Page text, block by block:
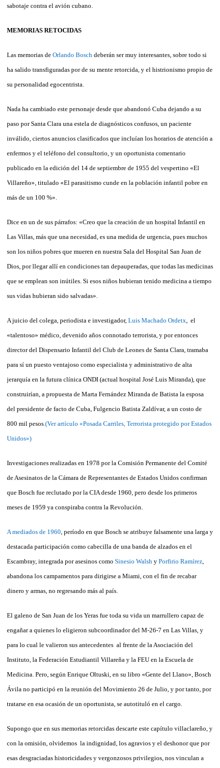
sabotaje contra el avión cubano.
MEMORIAS RETOCIDAS
Las memorias de Orlando Bosch deberán ser muy interesantes, sobre todo si
ha salido transfiguradas por de su mente retorcida, y el histrionismo propio de
su personalidad egocentrista.
Nada ha cambiado este personaje desde que abandonó Cuba dejando a su
paso por Santa Clara una estela de diagnósticos confusos, un paciente
inválido, ciertos anuncios clasificados que incluían los horarios de atención a
enfermos y el teléfono del consultorio, y un oportunista comentario
publicado en la edición del 14 de septiembre de 1955 del vespertino «El
Villareño», titulado «El parasitismo cunde en la población infantil pobre en
más de un 100 %».
Dice en un de sus párrafos: «Creo que la creación de un hospital Infantil en
Las Villas, más que una necesidad, es una medida de urgencia, pues muchos
son los niños pobres que mueren en nuestra Sala del Hospital San Juan de
Dios, por llegar allí en condiciones tan depauperadas, que todas las medicinas
que se emplean son inútiles. Si esos niños hubieran tenido medicina a tiempo
sus vidas hubieran sido salvadas».
A juicio del colega, periodista e investigador, Luis Machado Ordetx , el
«talentoso» médico, devenido años connotado terrorista, y por entonces
director del Dispensario Infantil del Club de Leones de Santa Clara, tramaba
para sí un puesto ventajoso como especialista y administrativo de alta
jerarquía en la futura clínica ONDI (actual hospital José Luis Miranda), que
construirían, a propuesta de Marta Fernández Miranda de Batista la esposa
del presidente de facto de Cuba, Fulgencio Batista Zaldívar, a un costo de
800 mil pesos .(Ver artículo «Posada Carriles, Terrorista protegido por Estados
Unidos»)
Investigaciones realizadas en 1978 por la Comisión Permanente del Comité
de Asesinatos de la Cámara de Representantes de Estados Unidos confirman
que Bosch fue reclutado por la CIA desde 1960, pero desde los primeros
meses de 1959 ya conspiraba contra la Revolución.
A mediados de 1960 , período en que Bosch se atribuye falsamente una larga y
destacada participación como cabecilla de una banda de alzados en el
Escambray, integrada por asesinos como Sinesio Walsh y Porfirio Ramírez
abandona los campamentos para dirigirse a Miami, con el fin de recabar
dinero y armas, no regresando más al país.
El galeno de San Juan de los Yeras fue toda su vida un marrullero capaz de
engañar a quienes lo eligieron subcoordinador del M-26-7 en Las Villas, y
para lo cual le valieron sus antecedentes al frente de la Asociación del
Instituto, la Federación Estudiantil Villareña y la FEU en la Escuela de
Medicina. Pero, según Enrique Oltuski, en su libro «Gente del Llano», Bosch
Ávila no participó en la reunión del Movimiento 26 de Julio, y por tanto, por
tratarse en esa ocasión de un oportunista, se autotituló en el cargo.
Supongo que en sus memorias retorcidas descarte este capítulo villaclareño, y
con la omisión, olvidemos la indignidad, los agravios y el deshonor que por
esas desgraciadas historicidades y vergonzosos privilegios, nos vinculan a